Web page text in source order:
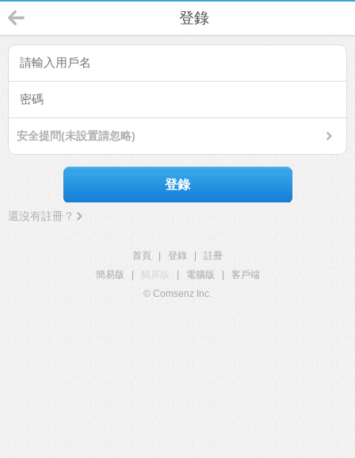
登錄
安全提問(未設置請忽略)
登錄
還沒有註冊？
首頁 登錄
註冊
簡易版
觸屏版 電腦版
客戶端
© Comsenz Inc.